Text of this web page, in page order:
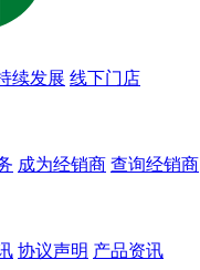
续发展 线下门店
成为经销商 查询经销商
协议声明 产品资讯